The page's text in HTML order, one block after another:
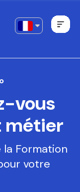
vous
métier
la Formation
votre